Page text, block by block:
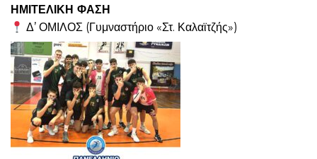
ΗΜΙΤΕΛΙΚΗ ΦΑΣΗ
Δ’ ΟΜΙΛΟΣ (Γυμναστήριο «Στ. Καλαϊτζής»)